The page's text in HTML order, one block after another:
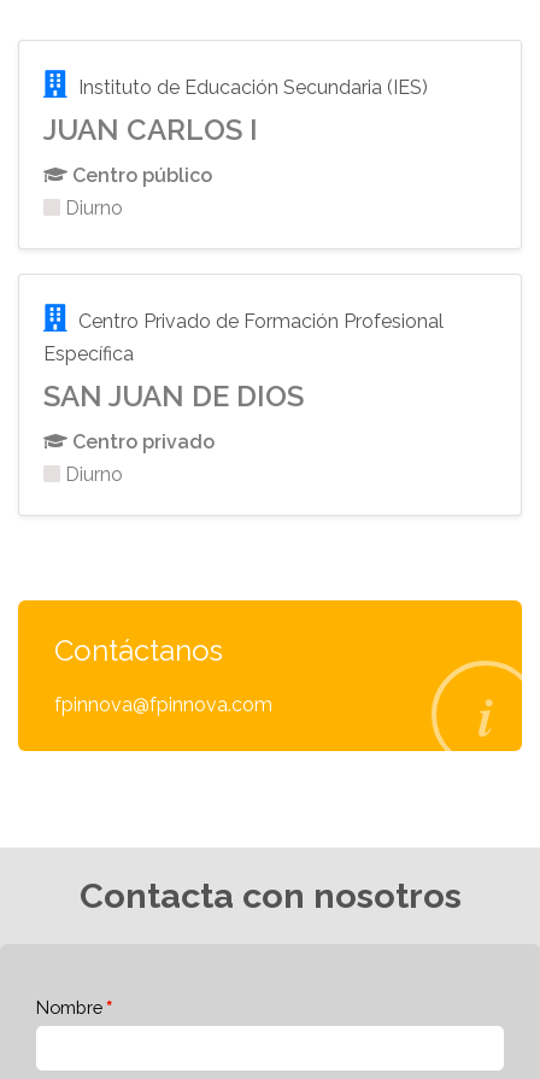
Instituto de Educación Secundaria (IES)
JUAN CARLOS I
Centro público
Diurno
Centro Privado de Formación Profesional
Específica
SAN JUAN DE DIOS
Centro privado
Diurno
Contáctanos
fpinnova@fpinnova.com
Contacta con nosotros
Nombre